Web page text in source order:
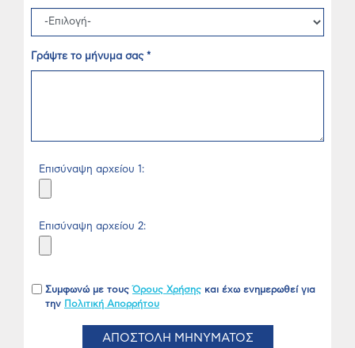
Γράψτε το μήνυμα σας *
Επισύναψη αρχείου 1:
Επισύναψη αρχείου 2:
Συμφωνώ με τουςΌρους Χρήσης και έχω ενημερωθεί για
την Πολιτική Απορρήτου
ΑΠΟΣΤΟΛΗ ΜΗΝΥΜΑΤΟΣ